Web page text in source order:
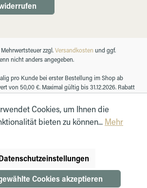
zzgl.Versandkosten und ggf.
nicht anders angegeben.
pro Kunde bei erster Bestellung im Shop ab
von 50,00 €. Maximal gültig bis 31.12.2026. Rabatt
Cookies, um Ihnen die
bieten zu können... Mehr
Cookies akzeptieren